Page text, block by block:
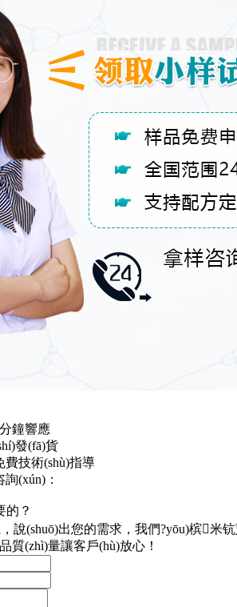
分鐘響應
發(fā)貨
免費技術(shù)指導
(xún)：
？
，說(shuō)出您的需求，我們?yōu)槟米钪
(zhì)量讓客戶(hù)放心！